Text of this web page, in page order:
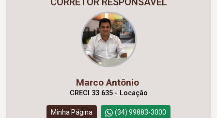
Marco Antônio
CRECI 33.635 - Locação
Minha Página (34) 99883-3000